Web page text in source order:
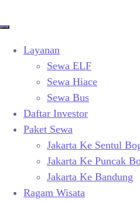
Layanan
Sewa ELF
Sewa Hiace
Sewa Bus
Daftar Investor
Paket Sewa
Jakarta Ke Sentul
Jakarta Ke Puncak
Jakarta Ke Bandung
Ragam Wisata